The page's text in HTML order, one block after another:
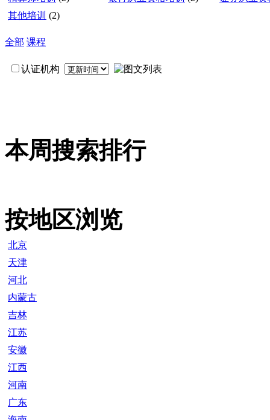
其他培训 (2)
全部 课程
认证机构
本周搜索排行
按地区浏览
北京
天津
河北
内蒙古
吉林
江苏
安徽
江西
河南
广东